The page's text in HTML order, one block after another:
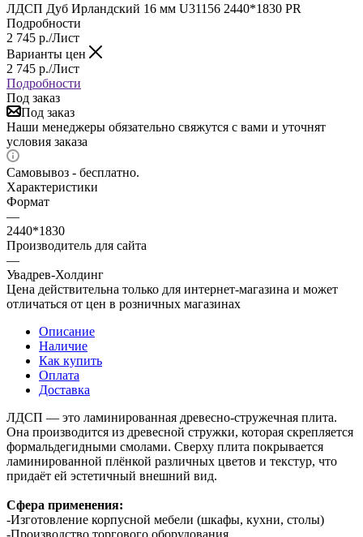
ЛДСП Дуб Ирландский 16 мм U31156 2440*1830 PR
Подробности
2 745 р./Лист
Варианты цен
2 745 р./Лист
Подробности
Под заказ
Под заказ
Наши менеджеры обязательно свяжутся с вами и уточнят
условия заказа
Самовывоз - бесплатно.
Характеристики
Формат
—
2440*1830
Производитель для сайта
—
Увадрев-Холдинг
Цена действительна только для интернет-магазина и может
отличаться от цен в розничных магазинах
Описание
Наличие
Как купить
Оплата
Доставка
ЛДСП — это ламинированная древесно-стружечная плита.
Она производится из древесной стружки, которая скрепляется
формальдегидными смолами. Сверху плита покрывается
ламинированной плёнкой различных цветов и текстур, что
придаёт ей эстетичный внешний вид.
Сфера применения:
-Изготовление корпусной мебели (шкафы, кухни, столы)
-Производство торгового оборудования